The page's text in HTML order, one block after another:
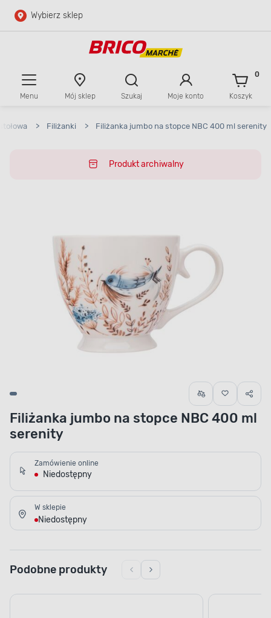
Przejdź do głównej zawartości
Wybierz sklep
Menu Mój sklep Szukaj Moje konto Koszyk
0
> Filiżanki > Filiżanka jumbo na stopce NBC 400 ml serenity
Produkt archiwalny
Filiżanka jumbo na stopce NBC 400 ml
serenity
Zamówienie online
Niedostępny
W sklepie
Niedostępny
Podobne produkty